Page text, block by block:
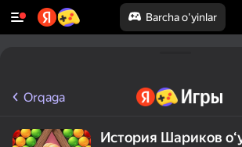
Barcha o'yinlar
Orqaga
История Шариков